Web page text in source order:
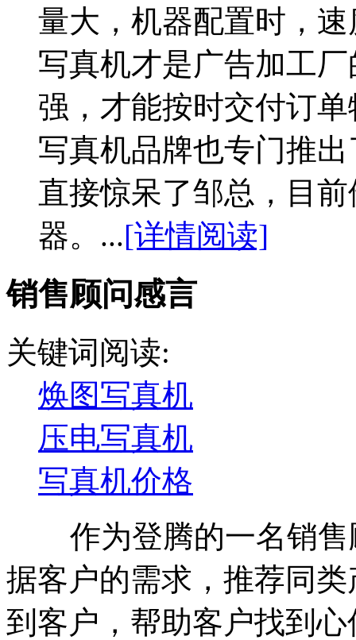
量大，机器配置时，
写真机才是广告加工
强，才能按时交付订
写真机品牌也专门推
直接惊呆了邹总，目
器。...[详情阅读]
销售顾问感言
关键词阅读:
焕图写真机
压电写真机
写真机价格
作为登腾的一名销售
据客户的需求，推荐同
到客户，帮助客户找到